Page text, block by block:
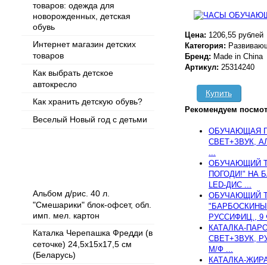
товаров: одежда для
новорожденных, детская
обувь
Интернет магазин детских
товаров
Как выбрать детское
автокресло
Как хранить детскую обувь?
Веселый Новый год с детьми
Альбом д/рис. 40 л.
"Смешарики" блок-офсет, обл.
имп. мел. картон
Каталка Черепашка Фредди (в
сеточке) 24,5х15х17,5 см
(Беларусь)
Цена: 1206,55 рублей
Категория:
Бренд: Made in China
Артикул: 25314240
Купить
Рекомендуем
ОБУЧАЮЩАЯ
СВЕТ+ЗВУК,
ОБУЧАЮЩИЙ
ПОГОДИ!" НА
LED-ДИС ...
ОБУЧАЮЩИЙ
РУССИФИЦ., 9
КАТАЛКА-
СВЕТ+ЗВУК,
М/Ф ...
КАТАЛКА-